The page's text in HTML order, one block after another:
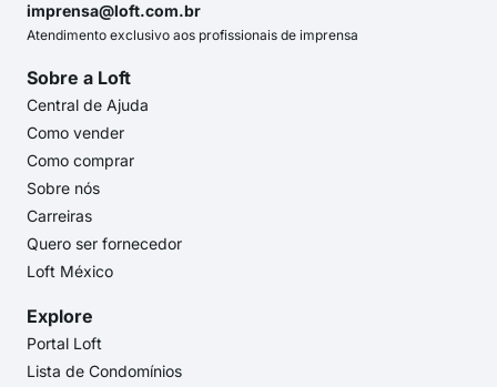
imprensa@loft.com.br
Atendimento exclusivo aos profissionais de imprensa
Sobre a Loft
Central de Ajuda
Como vender
Como comprar
Sobre nós
Carreiras
Quero ser fornecedor
Loft México
Explore
Portal Loft
Lista de Condomínios